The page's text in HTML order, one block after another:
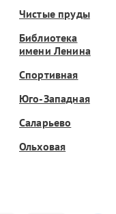
Чистые пруды
Библиотека
имени Ленина
Спортивная
Юго-Западная
Саларьево
Ольховая